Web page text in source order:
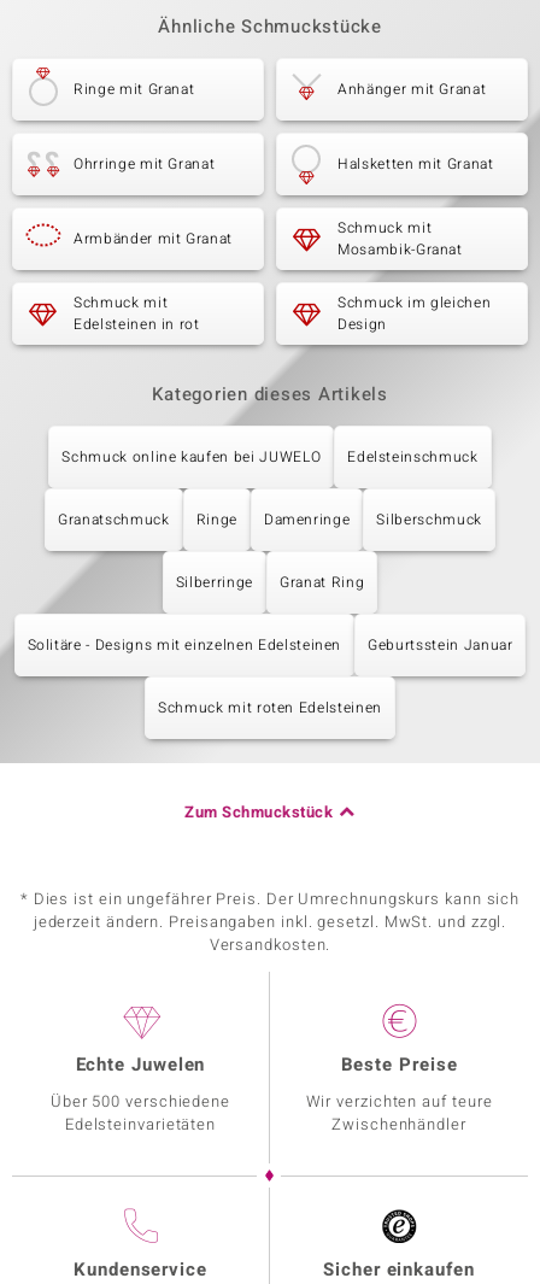
Ähnliche Schmuckstücke
Ringe mit Granat Anhänger mit Granat
Ohrringe mit Granat Halsketten mit Granat
Armbänder mit Granat
Schmuck mit
Mosambik-Granat
Schmuck mit
Edelsteinen in rot
Schmuck im gleichen
Design
Kategorien dieses Artikels
Schmuck online kaufen bei JUWELO Edelsteinschmuck
Granatschmuck Ringe Damenringe Silberschmuck
Silberringe Granat Ring
Solitäre - Designs mit einzelnen Edelsteinen Geburtsstein Januar
Schmuck mit roten Edelsteinen
Zum Schmuckstück
* Dies ist ein ungefährer Preis. Der Umrechnungskurs kann sich
jederzeit ändern. Preisangaben inkl. gesetzl. MwSt. und zzgl.
Versandkosten.
Echte Juwelen
Über 500 verschiedene
Edelsteinvarietäten
Beste Preise
Wir verzichten auf teure
Zwischenhändler
Kundenservice Sicher einkaufen